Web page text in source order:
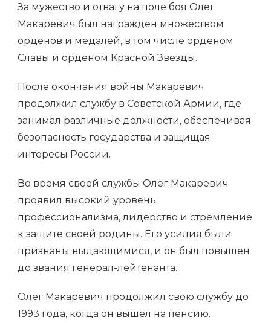
За мужество и отвагу на поле боя Олег
Макаревич был награжден множеством
орденов и медалей, в том числе орденом
Славы и орденом Красной Звезды.
После окончания войны Макаревич
продолжил службу в Советской Армии, где
занимал различные должности, обеспечивая
безопасность государства и защищая
интересы России.
Во время своей службы Олег Макаревич
проявил высокий уровень
профессионализма, лидерство и стремление
к защите своей родины. Его усилия были
признаны выдающимися, и он был повышен
до звания генерал-лейтенанта.
Олег Макаревич продолжил свою службу до
1993 года, когда он вышел на пенсию.